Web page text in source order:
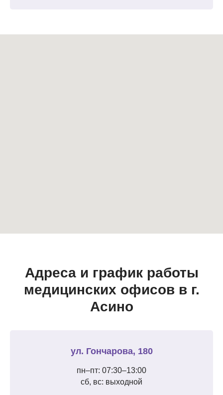
Адреса и график работы
медицинских офисов в г.
Асино
ул. Гончарова, 180
пн–пт: 07:30–13:00
сб, вс: выходной